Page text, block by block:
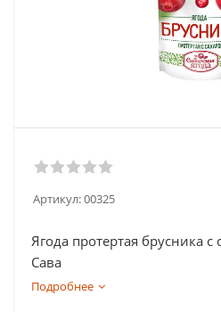
Артикул:00325
Ягода протертая брусника
Сава
Подробнее